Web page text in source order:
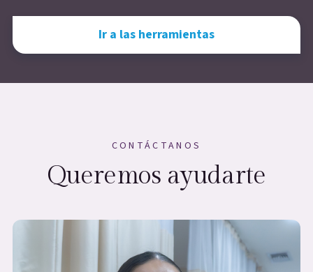
Ir a las herramientas
CONTÁCTANOS
Queremos ayudarte